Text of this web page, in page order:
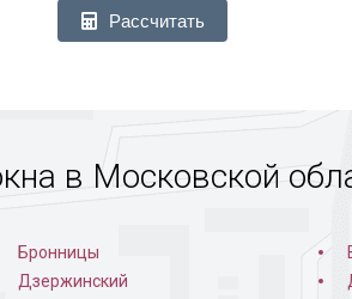
Рассчитать
в Московской
Бронницы
Дзержинский